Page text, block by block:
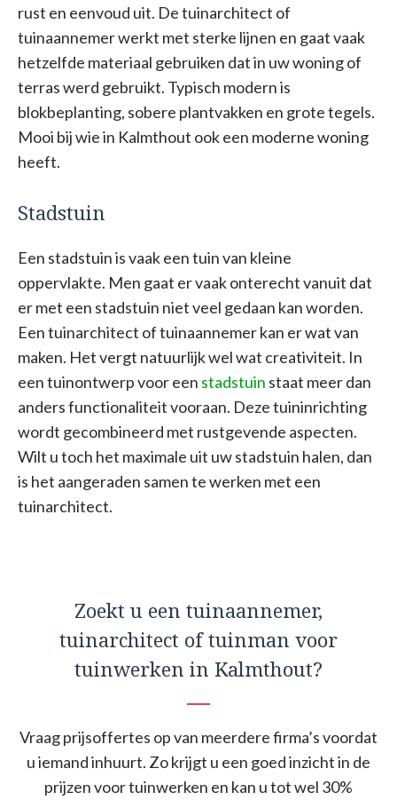
rust en eenvoud uit. De tuinarchitect of
tuinaannemer werkt met sterke lijnen en gaat vaak
hetzelfde materiaal gebruiken dat in uw woning of
terras werd gebruikt. Typisch modern is
blokbeplanting, sobere plantvakken en grote tegels.
Mooi bij wie in Kalmthout ook een moderne woning
heeft.
Stadstuin
Een stadstuin is vaak een tuin van kleine
oppervlakte. Men gaat er vaak onterecht vanuit dat
er met een stadstuin niet veel gedaan kan worden.
Een tuinarchitect of tuinaannemer kan er wat van
maken. Het vergt natuurlijk wel wat creativiteit. In
een tuinontwerp voor een stadstuin staat meer dan
anders functionaliteit vooraan. Deze tuininrichting
wordt gecombineerd met rustgevende aspecten.
Wilt u toch het maximale uit uw stadstuin halen, dan
is het aangeraden samen te werken met een
tuinarchitect.
Zoekt u een tuinaannemer,
tuinarchitect of tuinman voor
tuinwerken in Kalmthout?
Vraag prijsoffertes op van meerdere firma’s voordat
u iemand inhuurt. Zo krijgt u een goed inzicht in de
prijzen voor tuinwerken en kan u tot wel 30%